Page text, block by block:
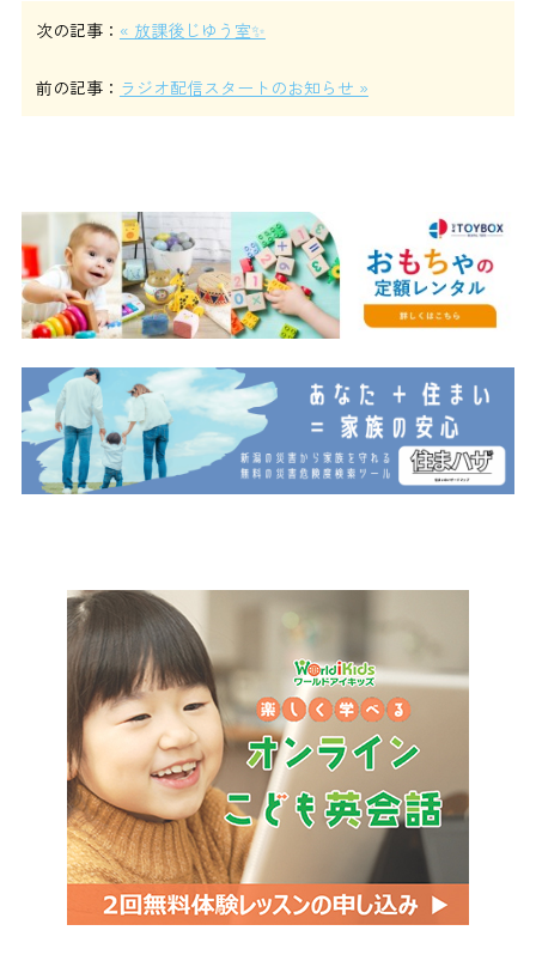
次の記事： « 放課後じゆう室✨
前の記事： ラジオ配信スタートのお知らせ »